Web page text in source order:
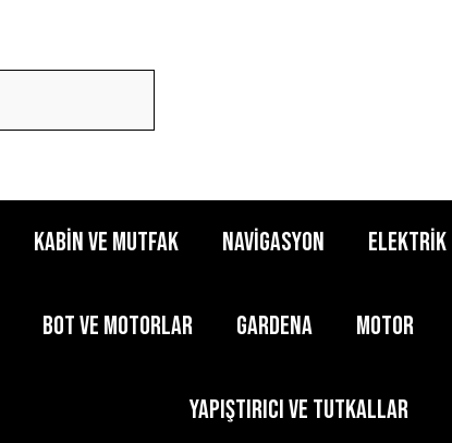
KABİN ve MUTFAK NAVİGASYON ELEKTRİK
BOT ve MOTORLAR GARDENA MOTOR
YAPIŞTIRICI ve TUTKALLAR